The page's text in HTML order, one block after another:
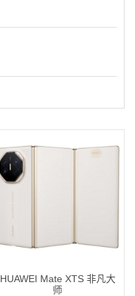
HUAWEI Mate XTS 非凡大
师